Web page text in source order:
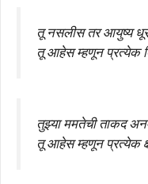
तू नसलीस तर आयुष्य
तू आहेस म्हणून प्रत्येक
तुझ्या ममतेची ताकद
तू आहेस म्हणून प्रत्येक